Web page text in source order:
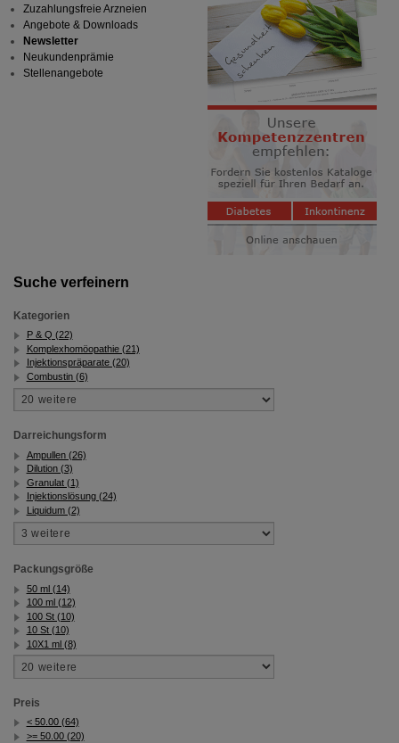
Suche verfeinern
Kategorien
P & Q (22)
Komplexhomöopathie (21)
Injektionspräparate (20)
Combustin (6)
Darreichungsform
Ampullen (26)
Dilution (3)
Granulat (1)
Injektionslösung (24)
Liquidum (2)
Packungsgröße
50 ml (14)
100 ml (12)
100 St (10)
10 St (10)
10X1 ml (8)
Preis
< 50.00 (64)
>= 50.00 (20)
Zuzahlungsfreie Arzneien
Angebote & Downloads
Newsletter
Neukundenprämie
Stellenangebote